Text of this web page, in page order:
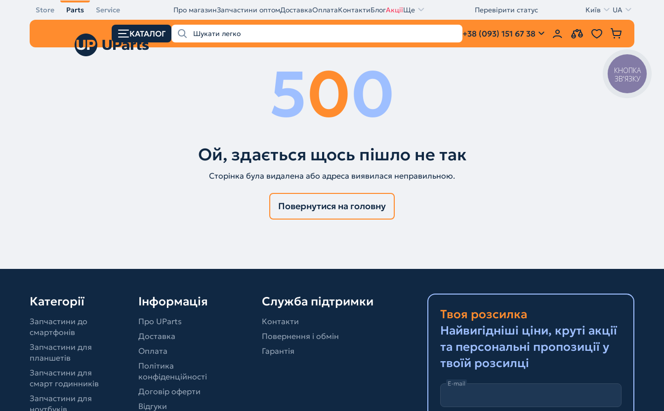
Store Parts Service Про магазинЗапчастини оптомДоставкаОплатаКонтактиБлогАкціїЩе Перевірити статус Київ UA
КАТАЛОГ +38 (093) 151 67 38
500
Ой, здається щось пішло не так
Сторінка була видалена або адреса виявилася неправильною.
Повернутися на головну
Категорії
Запчастини до
смартфонів
Запчастини для
планшетів
Запчастини для
смарт годинників
Запчастини для
ноутбуків
Інформація
Про UParts
Доставка
Оплата
Політика
конфіденційності
Договір оферти
Відгуки
Служба підтримки
Контакти
Повернення і обмін
Гарантія
Твоя розсилка
Найвигідніші ціни, круті акції
та персональні пропозиції у
твоїй розсилці
E-mail
КНОПКА
ЗВ'ЯЗКУ